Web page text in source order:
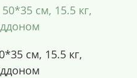
см, 15.5 кг,